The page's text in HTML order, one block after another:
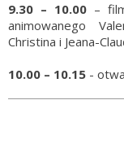
9.30 – 10.00 –
animowanego
Christina i Jeana-
10.00 – 10.15 -